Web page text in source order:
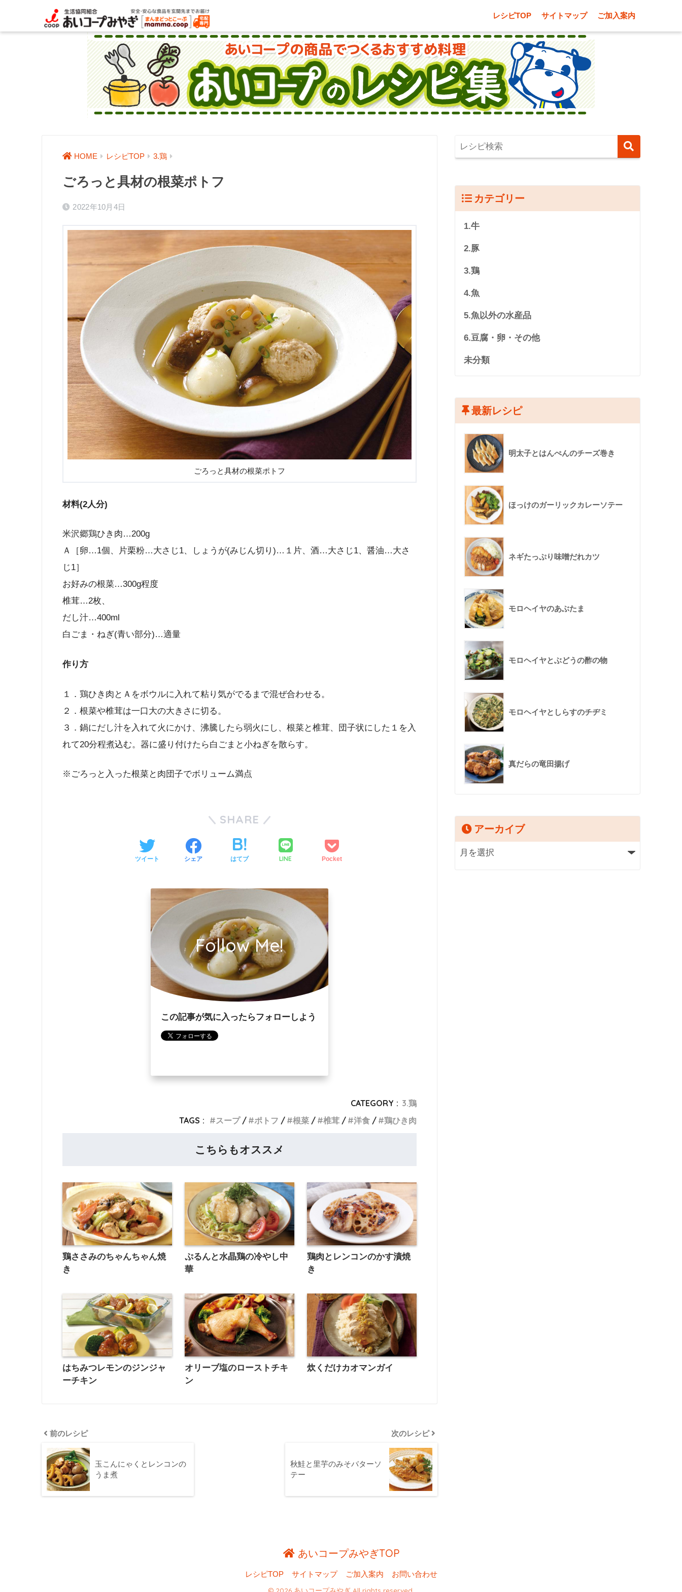
レシピTOP サイトマップ ご加入案内
HOME レシピTOP 3.鶏
ごろっと具材の根菜ポトフ
2022年10月4日
ごろっと具材の根菜ポトフ
材料(2人分)
米沢郷鶏ひき肉…200g
Ａ［卵…1個、片栗粉…大さじ1、しょうが(みじん切り)…１片、酒…大さじ1、醤油…大さ
じ1］
お好みの根菜…300g程度
椎茸…2枚、
だし汁…400ml
白ごま・ねぎ(青い部分)…適量
作り方
１．鶏ひき肉とＡをボウルに入れて粘り気がでるまで混ぜ合わせる。
２．根菜や椎茸は一口大の大きさに切る。
３．鍋にだし汁を入れて火にかけ、沸騰したら弱火にし、根菜と椎茸、団子状にした１を入
れて20分程煮込む。器に盛り付けたら白ごまと小ねぎを散らす。
※ごろっと入った根菜と肉団子でボリューム満点
SHARE
ツイート シェア はてブ LINE Pocket
Follow Me!
この記事が気に入ったらフォローしよう
CATEGORY : 3.鶏
TAGS :
スープ ポトフ 根菜 椎茸 洋食 鶏ひき肉
こちらもオススメ
鶏ささみのちゃんちゃん焼
き
ぷるんと水晶鶏の冷やし中
華
鶏肉とレンコンのかす漬焼
き
はちみつレモンのジンジャ
ーチキン
オリーブ塩のローストチキ
ン
炊くだけカオマンガイ
前のレシピ
玉こんにゃくとレンコンの
うま煮
次のレシピ
秋鮭と里芋のみそバターソ
テー
カテゴリー
1.牛
2.豚
3.鶏
4.魚
5.魚以外の水産品
6.豆腐・卵・その他
未分類
最新レシピ
明太子とはんぺんのチーズ巻き
ほっけのガーリックカレーソテー
ネギたっぷり味噌だれカツ
モロヘイヤのあぶたま
モロヘイヤとぶどうの酢の物
モロヘイヤとしらすのチヂミ
真だらの竜田揚げ
アーカイブ
あいコープみやぎTOP
レシピTOP サイトマップ ご加入案内 お問い合わせ